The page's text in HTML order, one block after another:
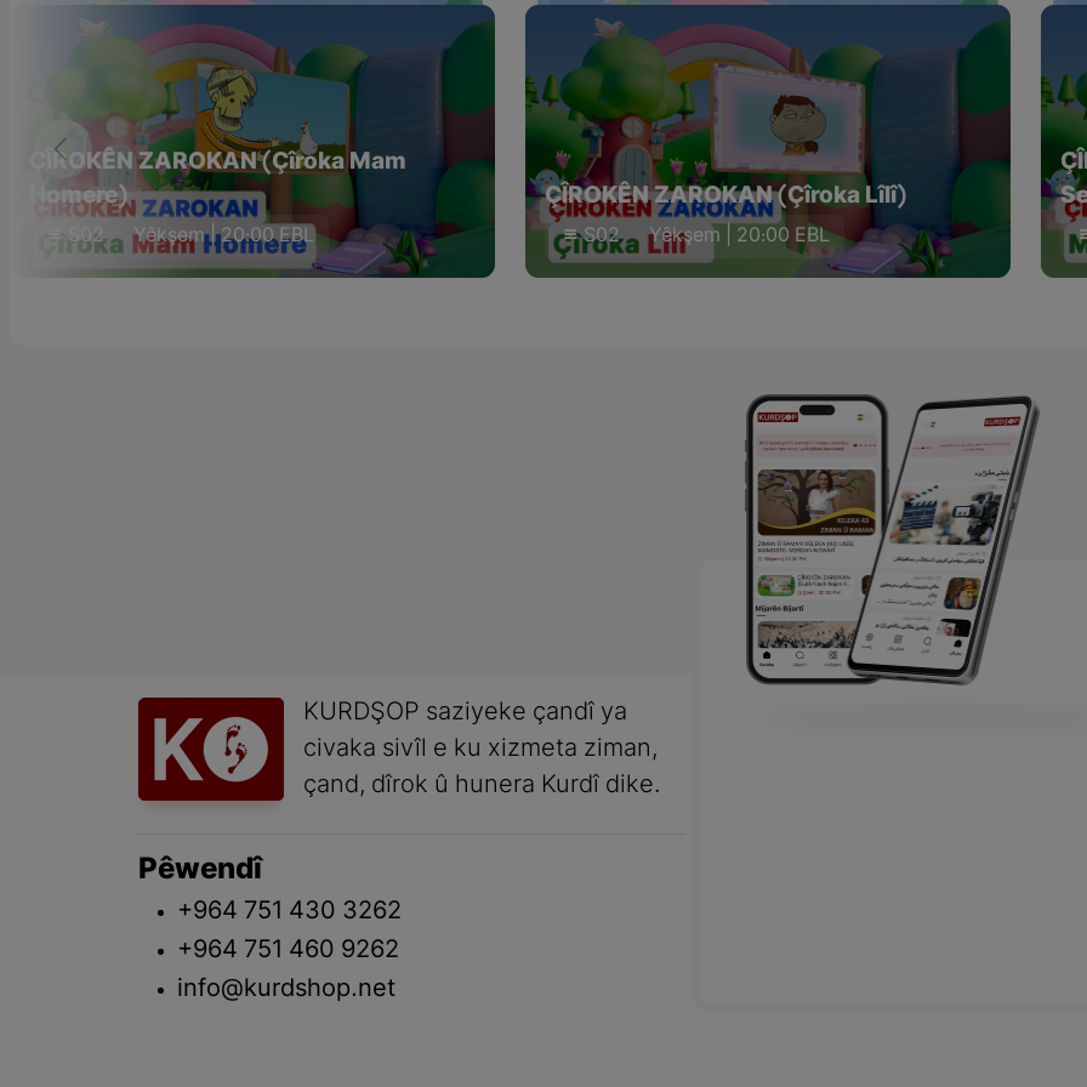
ÇÎROKÊN ZAROKAN (Çîroka Mam
Homere)
S02 Yêkşem | 20:00 EBL
ÇÎROKÊN ZAROKAN (Çîroka Lîlî)
S02 Yêkşem | 20:00 EBL
KURDŞOP saziyeke çandî ya
civaka sivîl e ku xizmeta ziman,
çand, dîrok û hunera Kurdî dike.
Pêwendî
+964 751 430 3262
+964 751 460 9262
info@kurdshop.net